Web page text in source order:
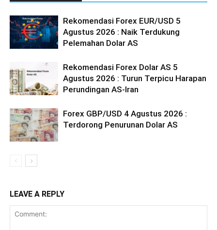
Rekomendasi Forex EUR/USD 5
Agustus 2026 : Naik Terdukung
Pelemahan Dolar AS
Rekomendasi Forex Dolar AS 5
Agustus 2026 : Turun Terpicu Harapan
Perundingan AS-Iran
Forex GBP/USD 4 Agustus 2026 :
Terdorong Penurunan Dolar AS
LEAVE A REPLY